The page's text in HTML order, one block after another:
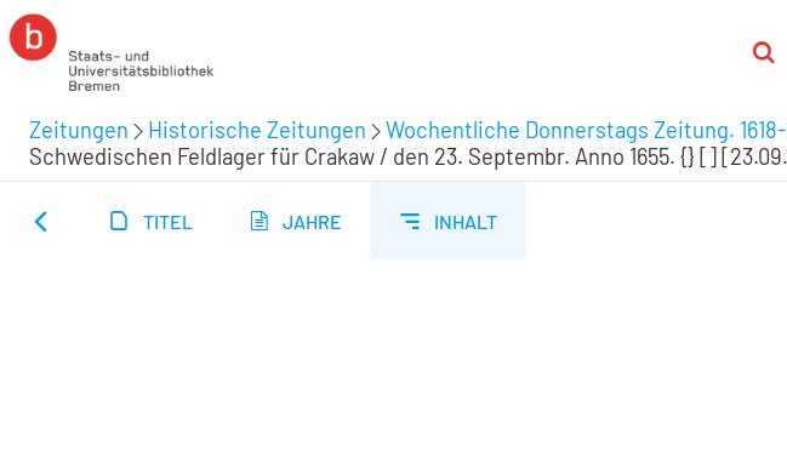
Zeitungen Historische Zeitungen Wochentliche Donnerstags Zeitung. 1618-
Schwedischen Feldlager für Crakaw / den 23. Septembr. Anno 1655. {} []
TITEL JAHRE INHALT